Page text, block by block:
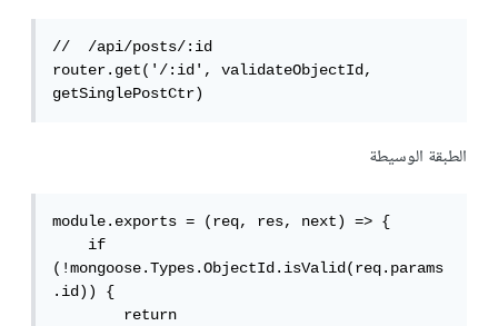
//  /api/posts/:id
router.get('/:id', validateObjectId,
getSinglePostCtr)
الطبقة الوسيطة
module.exports = (req, res, next) => {
    if
(!mongoose.Types.ObjectId.isValid(req.params
.id)) {
        return